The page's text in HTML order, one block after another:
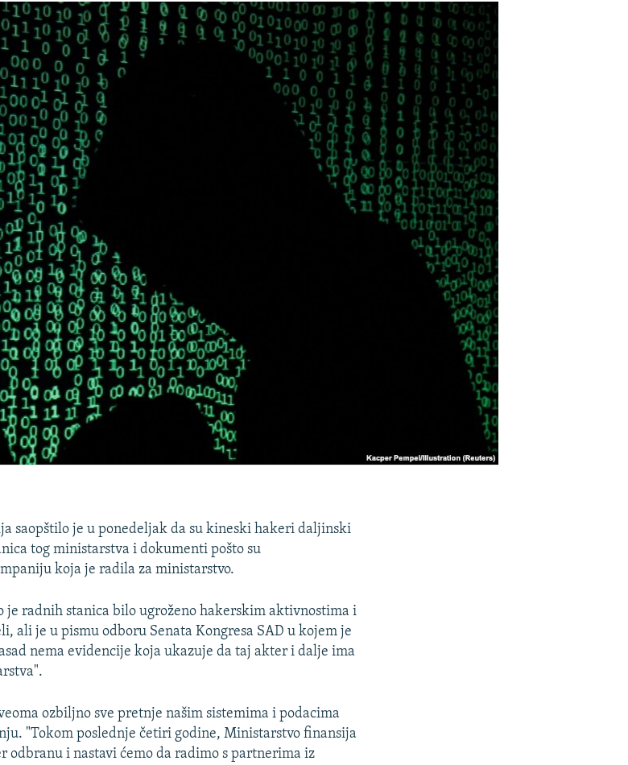
saopštilo je u ponedeljak da su kineski hakeri daljinski
tog ministarstva i dokumenti pošto su
koja je radila za ministarstvo.
radnih stanica bilo ugroženo hakerskim aktivnostima i
ali je u pismu odboru Senata Kongresa SAD u kojem je
nema evidencije koja ukazuje da taj akter i dalje ima
ozbiljno sve pretnje našim sistemima i podacima
"Tokom poslednje četiri godine, Ministarstvo finansija
odbranu i nastavi ćemo da radimo s partnerima iz